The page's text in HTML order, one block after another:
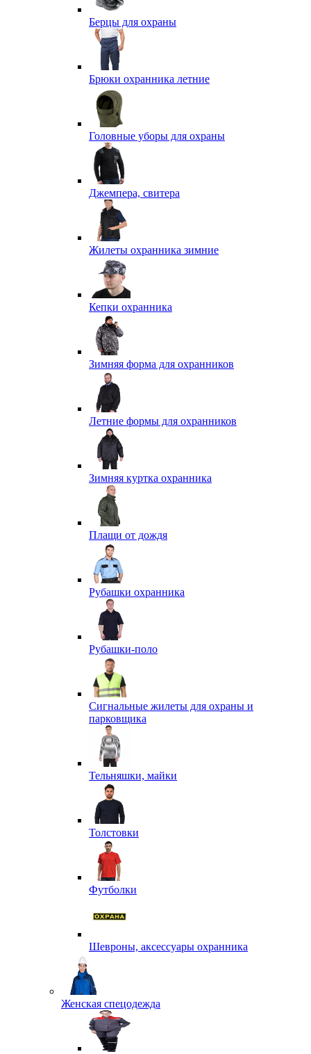
Берцы для охраны
Брюки охранника летние
Головные уборы для охраны
Джемпера, свитера
Жилеты охранника зимние
Кепки охранника
Зимняя форма для охранников
Летние формы для охранников
Зимняя куртка охранника
Плащи от дождя
Рубашки охранника
Рубашки-поло
Сигнальные жилеты для охраны и
парковщика
Тельняшки, майки
Толстовки
Футболки
Шевроны, аксессуары охранника
Женская спецодежда